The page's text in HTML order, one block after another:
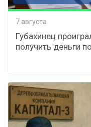
7 августа
Губахинец
получить деньги